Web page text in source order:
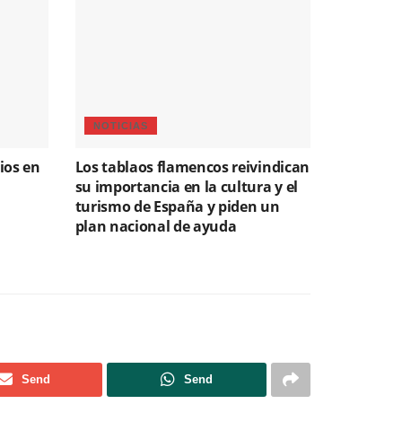
en
NOTICIAS
Los tablaos flamencos reivindican
su importancia en la cultura y el
turismo de España y piden un
plan nacional de ayuda
Send Send